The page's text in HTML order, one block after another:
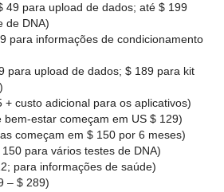
49 para upload de dados; até $ 199
de DNA)
para informações de condicionamento
para upload de dados; $ 189 para kit
+ custo adicional para os aplicativos)
bem-estar começam em US $ 129)
começam em $ 150 por 6 meses)
para vários testes de DNA)
para informações de saúde)
– $ 289)